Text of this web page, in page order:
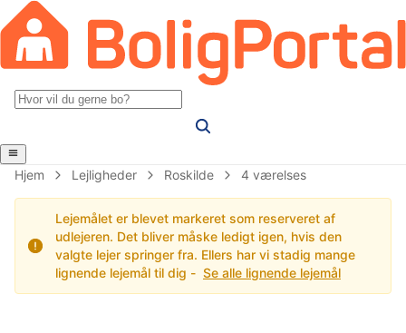
Hjem Lejligheder Roskilde 4 værelses
Lejemålet er blevet markeret som reserveret af
udlejeren. Det bliver måske ledigt igen, hvis den
valgte lejer springer fra. Ellers har vi stadig mange
lignende lejemål til dig - Se alle lignende lejemål